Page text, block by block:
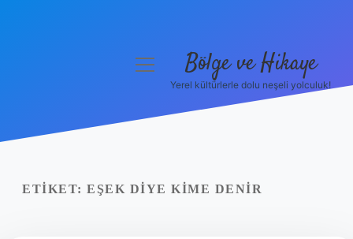
Yasal Uyarı
menüyü
Bölge ve Hikaye
Yerel kültürlerle dolu neşeli yolculuk!
ETIKET: EŞEK DIYE KIME DENIR